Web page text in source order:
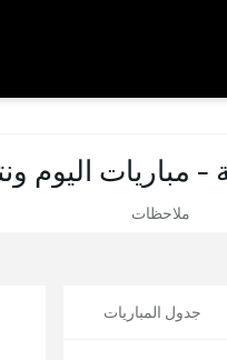
- مباريات اليوم
ملاحظات
جدول المباريات